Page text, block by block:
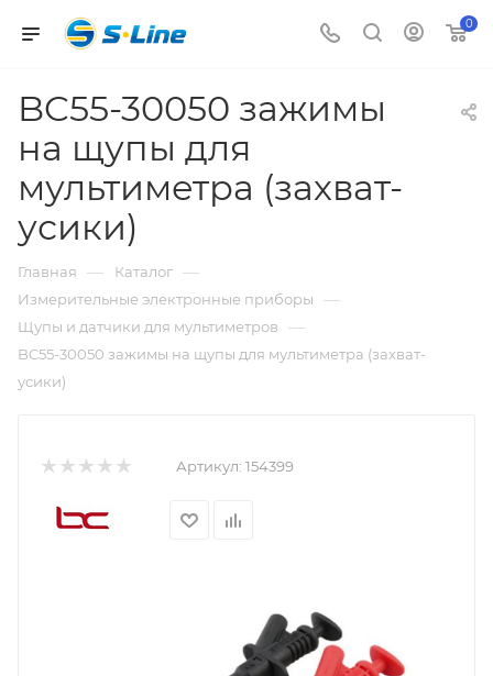
0
BC55-30050 зажимы
на щупы для
мультиметра (захват-
усики)
Главная — Каталог —
Измерительные электронные приборы —
Щупы и датчики для мультиметров —
BC55-30050 зажимы на щупы для мультиметра (захват-
усики)
Артикул: 154399